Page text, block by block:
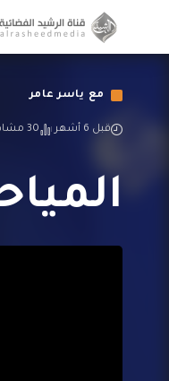
مع ياسر عامر
قبل 6 أشهر 30 مشاهدات